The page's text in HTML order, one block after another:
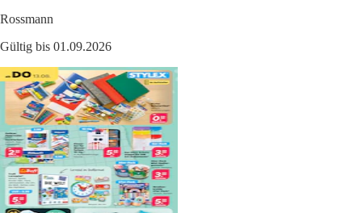
Rossmann
Gültig bis 01.09.2026